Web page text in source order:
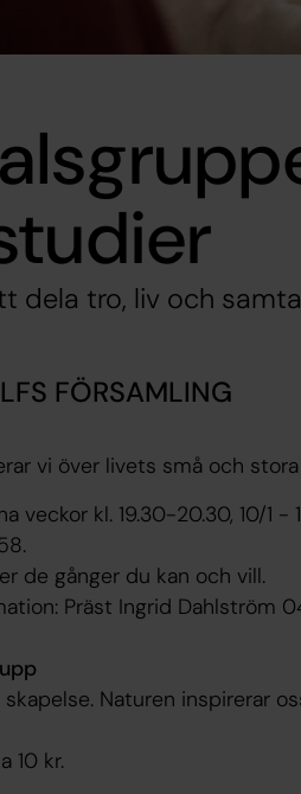
dela tro, liv och
FÖRSAMLING
vi över livets små och
veckor kl. 19.30-20.30, 10/1 -
de gånger du kan och vill.
Präst Ingrid Dahlström
skapelse. Naturen inspirerar
10 kr.